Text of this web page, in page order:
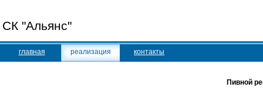
СК "Альянс"
главная реализация контакты
Пивной